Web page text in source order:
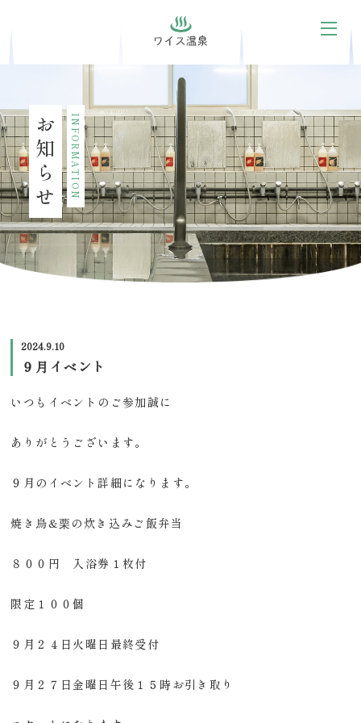
お知らせ INFORMATION
2024.9.10
９月イベント
いつもイベントのご参加誠に
ありがとうございます。
９月のイベント詳細になります。
焼き鳥&栗の炊き込みご飯弁当
８００円 入浴券１枚付
限定１００個
９月２４日火曜日最終受付
９月２７日金曜日午後１５時お引き取り